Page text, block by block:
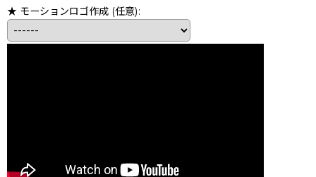
★ モーションロゴ作成 (任意):